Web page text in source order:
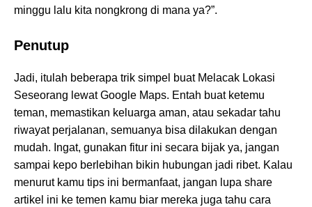
minggu lalu kita nongkrong di mana ya?”.
Penutup
Jadi, itulah beberapa trik simpel buat Melacak Lokasi
Seseorang lewat Google Maps. Entah buat ketemu
teman, memastikan keluarga aman, atau sekadar tahu
riwayat perjalanan, semuanya bisa dilakukan dengan
mudah. Ingat, gunakan fitur ini secara bijak ya, jangan
sampai kepo berlebihan bikin hubungan jadi ribet. Kalau
menurut kamu tips ini bermanfaat, jangan lupa share
artikel ini ke temen kamu biar mereka juga tahu cara